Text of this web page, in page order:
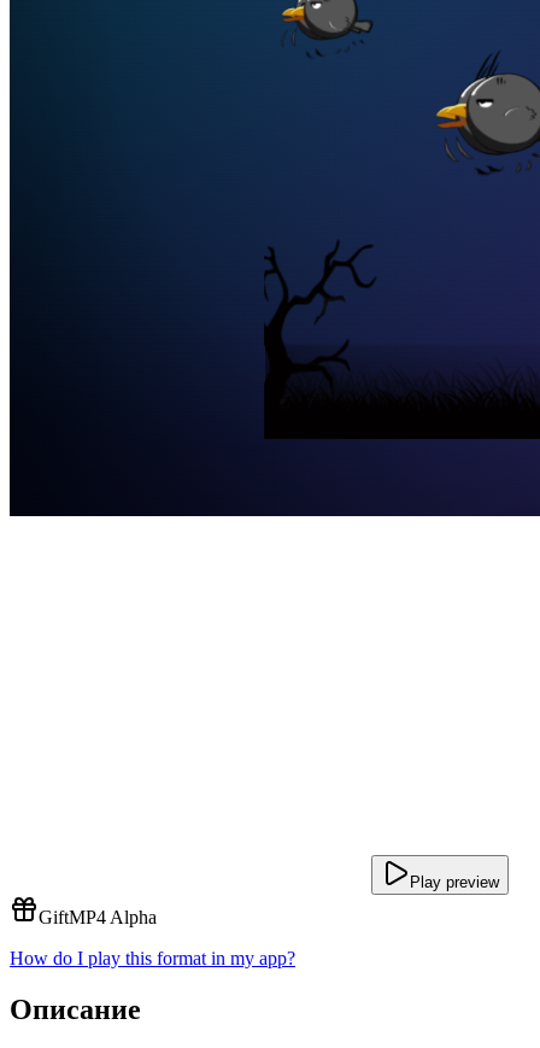
Play preview
GiftMP4 Alpha
How do I play this format in my app?
Описание